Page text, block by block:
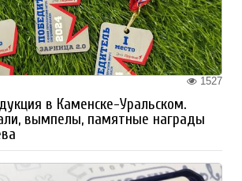
1527
в Каменске-Уральском.
вымпелы, памятные награды